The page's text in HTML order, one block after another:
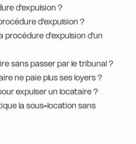
d'expulsion ?
d'expulsion ?
procédure d'expulsion d'un
sans passer par le tribunal ?
ne paie plus ses loyers ?
expulser un locataire ?
la sous-location sans